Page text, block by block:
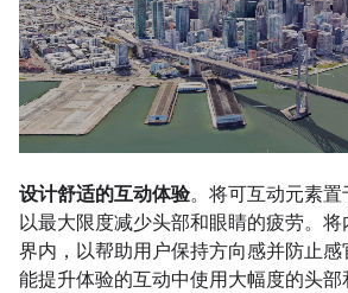
设计舒适的互动体验。将可互动元素置
以最大限度减少头部和眼睛的疲劳。
界内，以帮助用户保持方向感并防止
能提升体验的互动中使用大幅度的头部